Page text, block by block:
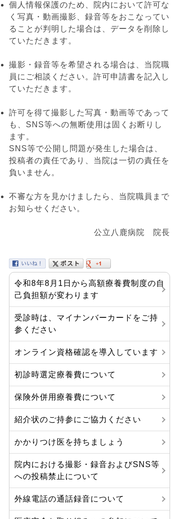
個人情報保護のため、院内において許可な
く写真・動画撮影、録音等をおこなってい
ることが判明した場合は、データを削除し
ていただきます。
撮影・録音等を希望される場合は、当院職
員にご相談ください。許可申請書を記入し
ていただきます。
許可を得て撮影した写真・動画等であって
も、SNS等への無断使用は固くお断りし
ます。
SNS等で公開し問題が発生した場合は、
投稿者の責任であり、当院は一切の責任を
負いません。
不審な方を見かけましたら、当院職員まで
お知らせください。
公立八鹿病院 院長
令和8年8月1日から高額療養費制度の自
己負担額が変わります
受診時は、マイナンバーカードをご持
参ください
オンライン資格確認を導入しています
初診時選定療養費について
保険外併用療養費について
紹介状のご持参にご協力ください
かかりつけ医を持ちましょう
院内における撮影・録音およびSNS等
への投稿禁止について
外線電話の通話録音について